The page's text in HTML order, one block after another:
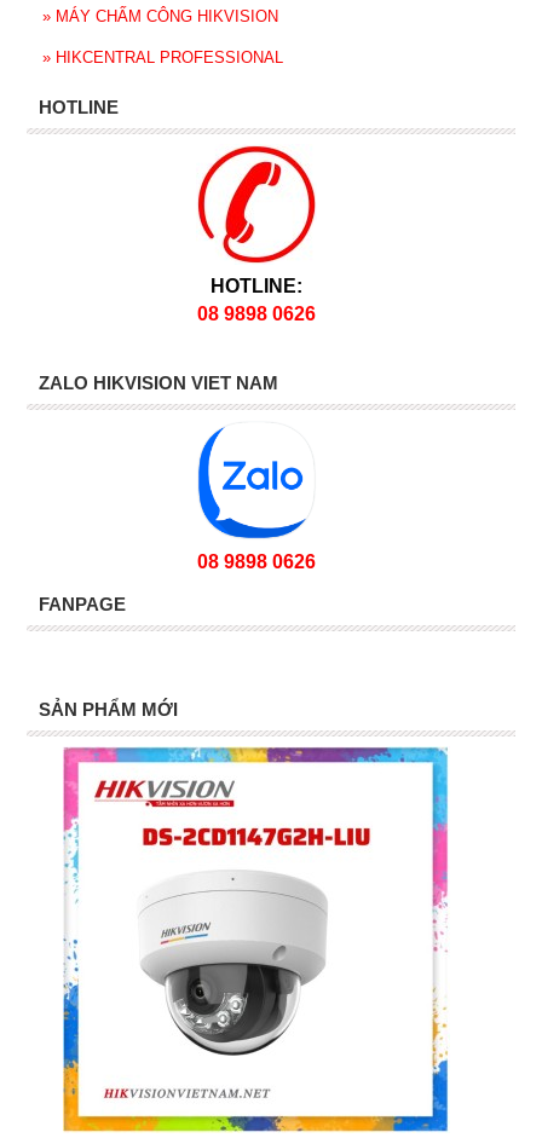
» MÁY CHẤM CÔNG HIKVISION
» HIKCENTRAL PROFESSIONAL
HOTLINE
HOTLINE:
08 9898 0626
ZALO HIKVISION VIET NAM
08 9898 0626
FANPAGE
SẢN PHẨM MỚI